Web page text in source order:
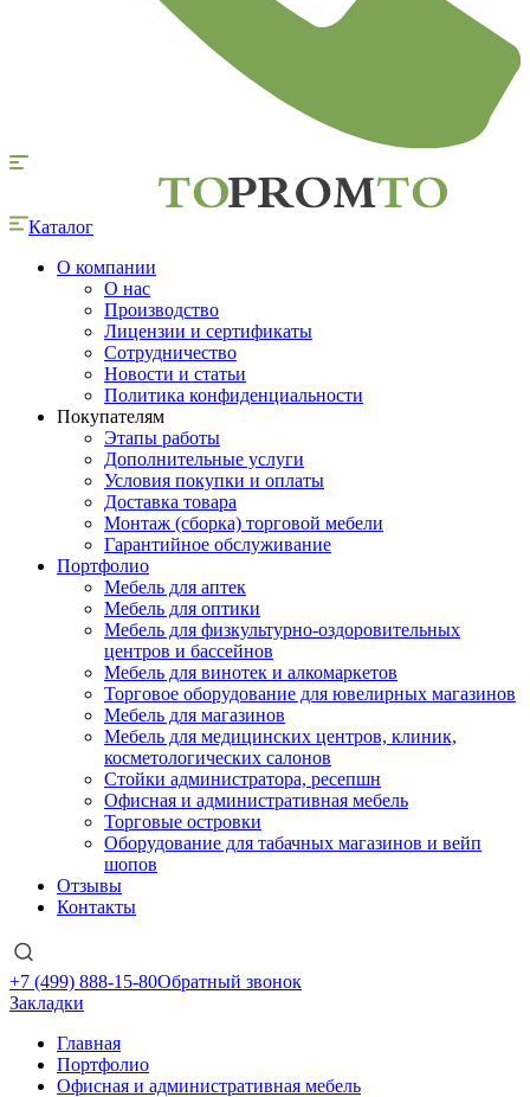
Каталог
О компании
О нас
Производство
Лицензии и сертификаты
Сотрудничество
Новости и статьи
Политика конфиденциальности
Покупателям
Этапы работы
Дополнительные услуги
Условия покупки и оплаты
Доставка товара
Монтаж (сборка) торговой мебели
Гарантийное обслуживание
Портфолио
Мебель для аптек
Мебель для оптики
Мебель для физкультурно-оздоровительных
центров и бассейнов
Мебель для винотек и алкомаркетов
Торговое оборудование для ювелирных магазинов
Мебель для магазинов
Мебель для медицинских центров, клиник,
косметологических салонов
Стойки администратора, ресепшн
Офисная и административная мебель
Торговые островки
Оборудование для табачных магазинов и вейп
шопов
Отзывы
Контакты
+7 (499) 888-15-80Обратный звонок
Закладки
Главная
Портфолио
Офисная и административная мебель